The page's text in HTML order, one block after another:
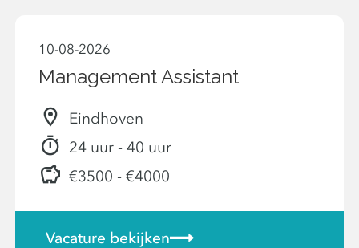
10-08-2026
Management Assistant
Eindhoven
24 uur - 40 uur
€3500 - €4000
Vacature bekijken